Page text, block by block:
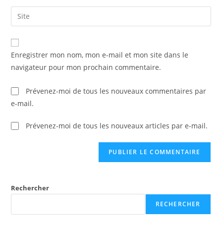
comment
email
address
comment
Saisir
l’URL
de
votre
(facultatif)
Enregistrer mon nom, mon e-mail et mon site dans le
navigateur pour mon prochain commentaire.
Prévenez-moi de tous les nouveaux commentaires par
e-mail.
Prévenez-moi de tous les nouveaux articles par e-mail.
Rechercher
RECHERCHER